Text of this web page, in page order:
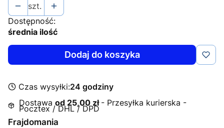
szt.
Dostępność:
średnia ilość
Dodaj do koszyka
Czas wysyłki:24 godziny
Dostawa od 25,00 zł - Przesyłka kurierska -
Pocztex / DHL / DPD
Frajdomania